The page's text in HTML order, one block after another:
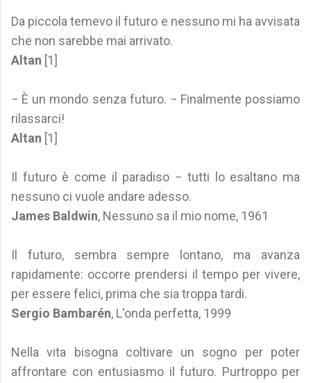
Da piccola temevo il futuro e nessuno mi ha avvisata
che non sarebbe mai arrivato.
Altan [1]
− È un mondo senza futuro. − Finalmente possiamo
rilassarci!
Altan [1]
Il futuro è come il paradiso − tutti lo esaltano ma
nessuno ci vuole andare adesso.
James Baldwin, Nessuno sa il mio nome, 1961
Il futuro, sembra sempre lontano, ma avanza
rapidamente: occorre prendersi il tempo per vivere,
per essere felici, prima che sia troppa tardi.
Sergio Bambarén, L'onda perfetta, 1999
Nella vita bisogna coltivare un sogno per poter
affrontare con entusiasmo il futuro. Purtroppo per